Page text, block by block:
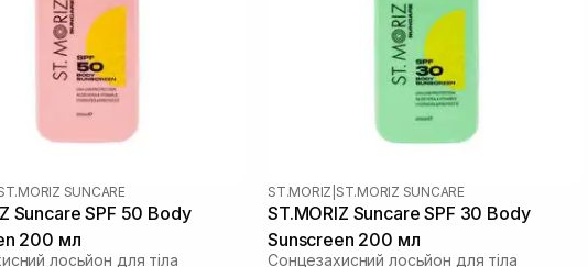
SUNCARE
Suncare SPF 50 Body
200 мл
лосьйон для тіла
ST.MORIZ ST.MORIZ SUNCARE
ST.MORIZ Suncare SPF 30 Body
Sunscreen 200 мл
Сонцезахисний лосьйон для тіла